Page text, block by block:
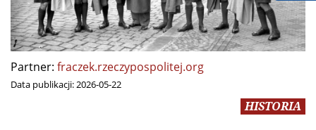
Partner: fraczek.rzeczypospolitej.org
Data publikacji:2026-05-22
HISTORIA